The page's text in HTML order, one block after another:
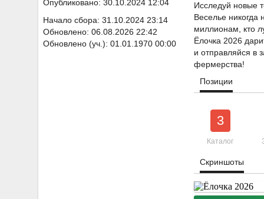
Опубликовано: 30.10.2024 12:04
Начало сбора: 31.10.2024 23:14
Обновлено: 06.08.2026 22:42
Обновлено (уч.): 01.01.1970 00:00
Исследуй новые
Веселье никогда
миллионам, кто
Ёлочка 2026
и отправляйся в
фермерства!
Позиции
3
Каталог
Скриншоты